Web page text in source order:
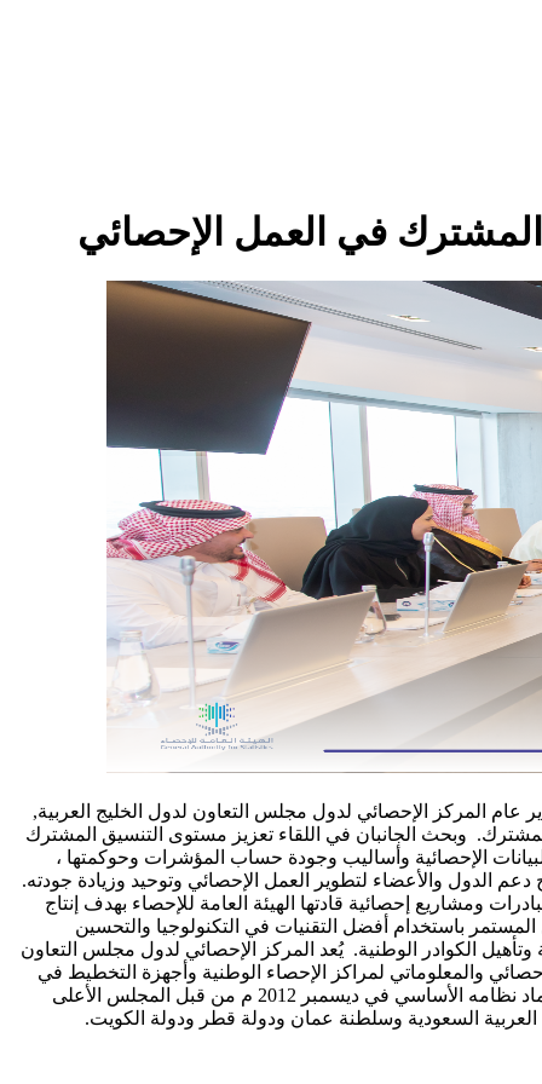
في العمل الإحصائي
عام المركز الإحصائي لدول مجلس التعاون لدول الخليج العربية,
وبحث الجانبان في اللقاء تعزيز مستوى التنسيق المشترك
الإحصائية وأساليب وجودة حساب المؤشرات وحوكمتها ،
الدول والأعضاء لتطوير العمل الإحصائي وتوحيد وزيادة جودته.
ومشاريع إحصائية قادتها الهيئة العامة للإحصاء بهدف إنتاج
باستخدام أفضل التقنيات في التكنولوجيا والتحسين
الكوادر الوطنية. يُعد المركز الإحصائي لدول مجلس التعاون
والمعلوماتي لمراكز الإحصاء الوطنية وأجهزة التخطيط في
دول المجلس ، وتمت الموافقة على إنشاء المركز من قبل المجلس الوزاري لمجلس التعاون لدول الخليج العربية في سبتمبر 2011 م وتم اعتماد نظامه الأساسي في ديسمبر 2012 م من قبل المجلس الأعلى
العربية السعودية وسلطنة عمان ودولة قطر ودولة الكويت.